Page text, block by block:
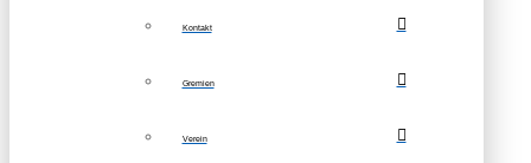
Kontakt
Gremien
Verein